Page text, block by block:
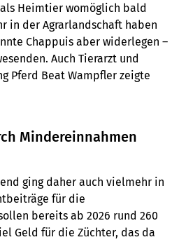
Heimtier womöglich bald
in der Agrarlandschaft haben
Chappuis aber widerlegen –
Auch Tierarzt und
Pferd Beat Wampfler zeigte
Mindereinnahmen
ging daher auch vielmehr in
für die
bereits ab 2026 rund 260
Geld für die Züchter, das da